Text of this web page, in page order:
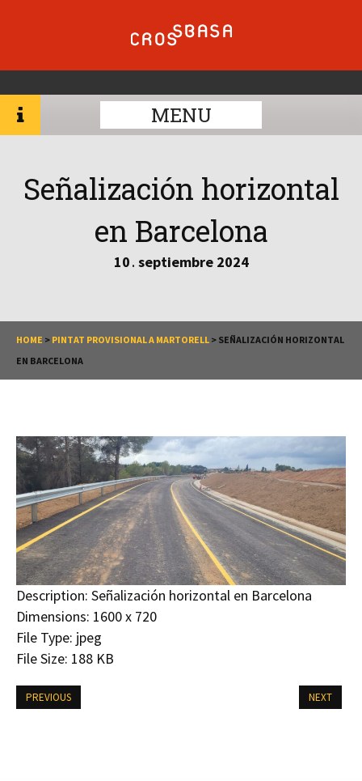
MENU
Señalización horizontal
en Barcelona
10 . septiembre 2024
HOME > PINTAT PROVISIONAL A MARTORELL > SEÑALIZACIÓN HORIZONTAL
EN BARCELONA
Description: Señalización horizontal en Barcelona
Dimensions: 1600 x 720
File Type: jpeg
File Size: 188 KB
PREVIOUS NEXT